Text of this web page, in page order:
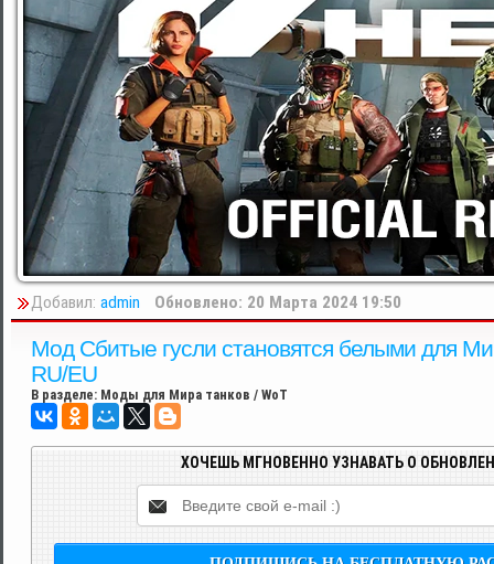
Добавил: admin Обновлено: 20 Марта 2024 19:50
Мод Сбитые гусли становятся белыми для
RU/EU
В разделе: Моды для Мира танков / WoT
ХОЧЕШЬ МГНОВЕННО УЗНАВАТЬ О